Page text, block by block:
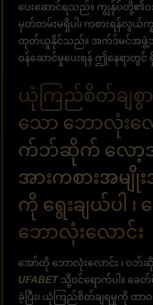
ပေးဆောင်ရသည်။ ကျွန်ုပ်တို့၏
မှတ်တမ်းမရှိပါ၊ ကစားရန်လွ
ထုတ်ယူနိုင်သည်။ အက်ဒ်မင်အဖွဲ့သ
ဝန်ဆောင်မှုပေးရန် ဤနေရာတွင်
ယုံကြည်စိတ်ချစွာ
သော ဘောလုံးလ
က်ဘ်ဆိုက် လော့အ
အားကစားအမျို
ကို ရွေးချယ်ပါ
ဘောလုံးလောင်း
အော်တို ဘောလုံးလောင်း ၊ ဝဘ်
UFABETသို့ဝင်ရောက်ပါ။ ခေ
ခဲ့ပြီး၊ ယုံကြည်စိတ်ချရမှုကို ထာ